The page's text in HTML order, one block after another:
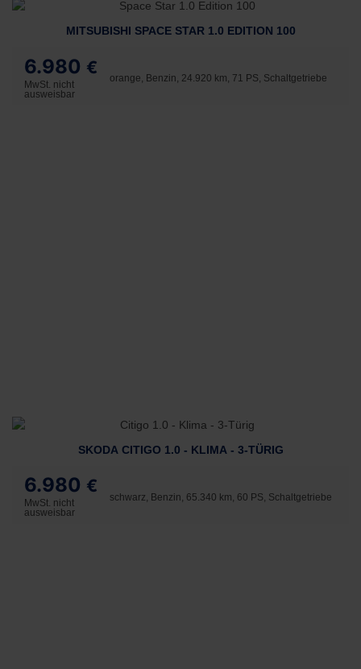
MITSUBISHI SPACE STAR 1.0 EDITION 100
6.980 €
MwSt. nicht
ausweisbar
orange, Benzin, 24.920 km, 71 PS, Schaltgetriebe
SKODA CITIGO 1.0 - KLIMA - 3-TÜRIG
6.980 €
MwSt. nicht
ausweisbar
schwarz, Benzin, 65.340 km, 60 PS, Schaltgetriebe